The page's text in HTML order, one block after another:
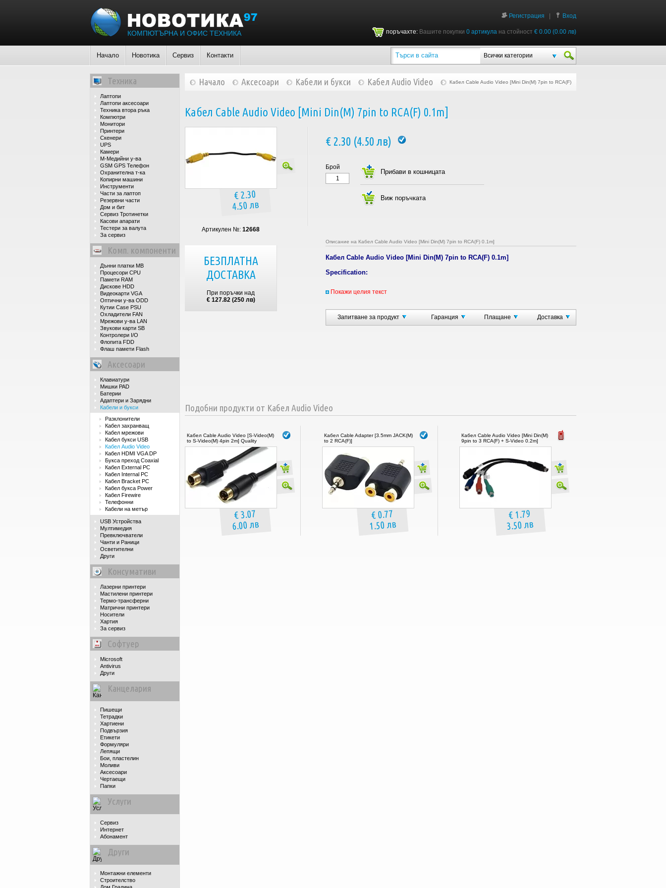
КОМПЮТЪРНА И ОФИС ТЕХНИКА
Регистрация Вход
поръчахте: Вашите покупки 0 артикула на стойност € 0.00 (0.00 лв)
Начало Новотика Сервиз Контакти Всички категории
Техника
Лаптопи
Лаптопи аксесоари
Техника втора ръка
Компютри
Монитори
Принтери
Скенери
UPS
Камери
М-Медийни у-ва
GSM GPS Телефон
Охранителна т-ка
Копирни машини
Инструменти
Части за лаптоп
Резервни части
Дом и бит
Сервиз Тротинетки
Касови апарати
Тестери за валута
За сервиз
Комп. компоненти
Дънни платки MB
Процесори CPU
Памети RAM
Дискове HDD
Видеокарти VGA
Оптични у-ва ODD
Кутии Case PSU
Охладители FAN
Мрежови у-ва LAN
Звукови карти SB
Контролери I/O
Флопита FDD
Флаш памети Flash
Аксесоари
Клавиатури
Мишки PAD
Батерии
Адаптери и Зарядни
Кабели и букси
Разклонители
Кабел захранващ
Кабел мрежови
Кабел букси USB
Кабел Audio Video
Кабел HDMI VGA DP
Букса преход Coaxial
Кабел External PC
Кабел Internal PC
Кабел Bracket PC
Кабел букса Power
Кабел Firewire
Телефонни
Кабели на метър
USB Устройства
Мултимедия
Превключватели
Чанти и Раници
Осветителни
Други
Консумативи
Лазерни принтери
Мастилени принтери
Термо-трансферни
Матрични принтери
Носители
Хартия
За сервиз
Софтуер
Microsoft
Antivirus
Други
Канцелария
Пишещи
Тетрадки
Хартиени
Подвързия
Етикети
Формуляри
Лепящи
Бои, пластелин
Моливи
Аксесоари
Чертаещи
Папки
Услуги
Сервиз
Интернет
Абонамент
Други
Монтажни елементи
Строителство
Начало Аксесоари Кабели и букси Кабел Audio Video Кабел Cable Audio Video [Mini Din(M) 7pin to RCA(F) 0.1m]
Кабел Cable Audio Video [Mini Din(M) 7pin to RCA(F) 0.1m]
€ 2.30
4.50 лв
Артикулен №: 12668
БЕЗПЛАТНА
ДОСТАВКА
При поръчки над
€ 127.82 (250 лв)
€ 2.30 (4.50 лв)
Брой
Описание на Кабел Cable Audio Video [Mini Din(M) 7pin to RCA(F) 0.1m]
Кабел Cable Audio Video [Mini Din(M) 7pin to RCA(F) 0.1m]
Specification:
Type:Cable 14-010200072
Short Description:Cable ATI mini-DIN to Composite Video
Lenght:0.1 m
Weight:0.01 ( kg )
Покажи целия текст
Запитване за продукт Гаранция Плащане Доставка
Подобни продукти от Кабел Audio Video
Кабел Cable Audio Video [S-Video(M)
to S-Video(M) 4pin 2m] Quality
€ 3.07
6.00 лв
Кабел Cable Adapter [3.5mm JACK(M)
to 2 RCA(F)]
€ 0.77
1.50 лв
Кабел Cable Audio Video [Mini Din(M)
9pin to 3 RCA(F) + S-Video 0.2m]
€ 1.79
3.50 лв